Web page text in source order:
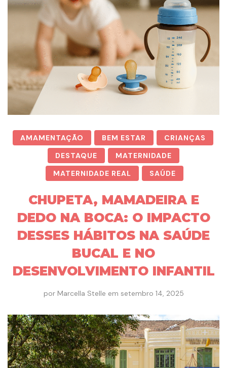
AMAMENTAÇÃO BEM ESTAR
CRIANÇAS
DESTAQUE
MATERNIDADE
MATERNIDADE REAL
SAÚDE
CHUPETA, MAMADEIRA E
DEDO NA BOCA: O IMPACTO
DESSES HÁBITOS NA SAÚDE
BUCAL E NO
DESENVOLVIMENTO INFANTIL
por Marcella Stelle em setembro 14, 2025